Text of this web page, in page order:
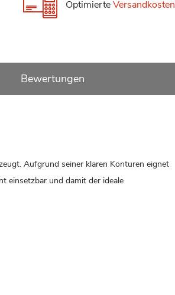
OptimierteVersandkosten
Bewertungen
Aufgrund seiner klaren Konturen eignet
einsetzbar und damit der ideale